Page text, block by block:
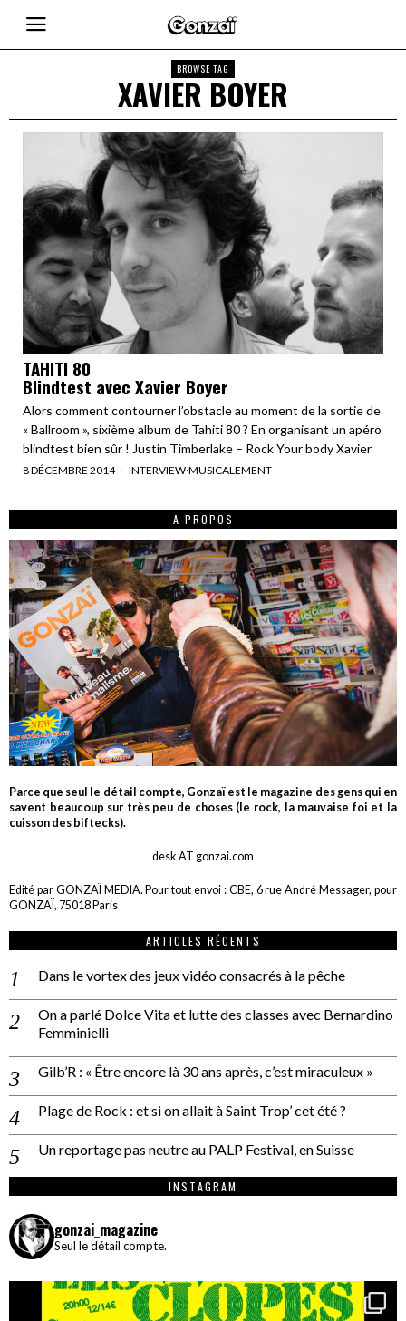
BROWSE TAG
XAVIER BOYER
TAHITI 80
Blindtest avec Xavier Boyer
Alors comment contourner l’obstacle au moment de la sortie de
« Ballroom », sixième album de Tahiti 80 ? En organisant un apéro
blindtest bien sûr ! Justin Timberlake – Rock Your body Xavier
8 DÉCEMBRE 2014 INTERVIEW·MUSICALEMENT
A PROPOS
Parce que seul le détail compte, Gonzaï est le magazine des gens qui en
savent beaucoup sur très peu de choses (le rock, la mauvaise foi et la
cuisson des biftecks).
desk AT gonzai.com
Edité par GONZAÏ MEDIA. Pour tout envoi : CBE, 6 rue André Messager, pour
GONZAÏ, 75018 Paris
ARTICLES RÉCENTS
Dans le vortex des jeux vidéo consacrés à la pêche
On a parlé Dolce Vita et lutte des classes avec Bernardino
Femminielli
Gilb’R : « Être encore là 30 ans après, c’est miraculeux »
Plage de Rock : et si on allait à Saint Trop’ cet été ?
Un reportage pas neutre au PALP Festival, en Suisse
INSTAGRAM
gonzai_magazine
Seul le détail compte.